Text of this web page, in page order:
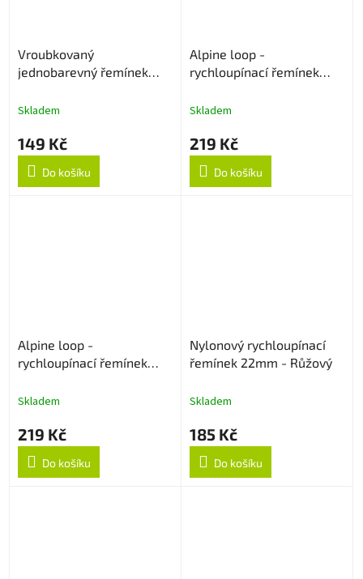
Vroubkovaný
jednobarevný řemínek
Skladem
149 Kč
Do košíku
Alpine loop -
rychloupínací řemínek
Skladem
219 Kč
Do košíku
Alpine loop -
rychloupínací řemínek
Skladem
219 Kč
Do košíku
Nylonový rychloupínací
řemínek 22mm - Růžový
Skladem
185 Kč
Do košíku